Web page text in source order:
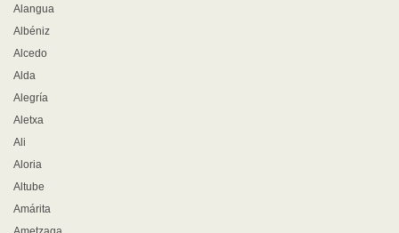
Alangua
Albéniz
Alcedo
Alda
Alegría
Aletxa
Ali
Aloria
Altube
Amárita